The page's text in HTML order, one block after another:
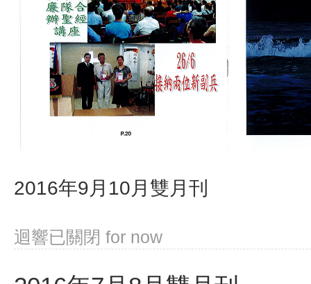
2016年9月10月雙月刊
迴響已關閉 for now